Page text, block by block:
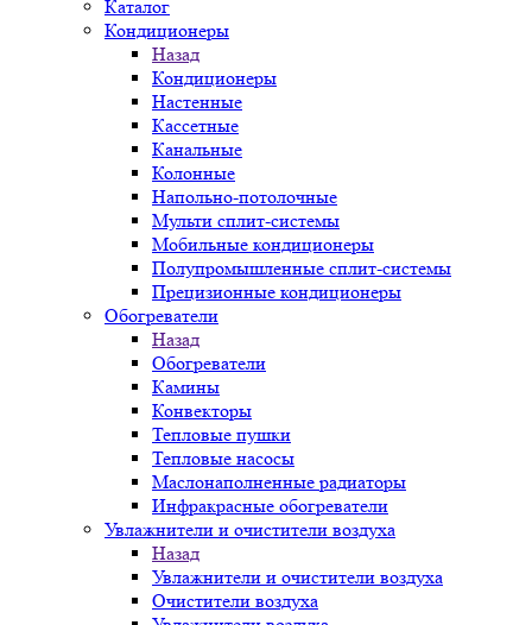
Каталог
Кондиционеры
Назад
Кондиционеры
Настенные
Кассетные
Канальные
Колонные
Напольно-потолочные
Мульти сплит-системы
Мобильные кондиционеры
Полупромышленные сплит-системы
Прецизионные кондиционеры
Обогреватели
Назад
Обогреватели
Камины
Конвекторы
Тепловые пушки
Тепловые насосы
Маслонаполненные радиаторы
Инфракрасные обогреватели
Увлажнители и очистители воздуха
Назад
Увлажнители и очистители воздуха
Очистители воздуха